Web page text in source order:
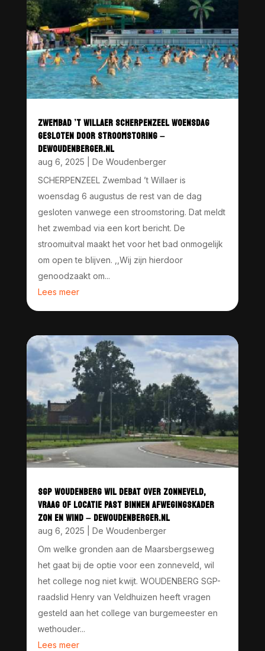
ZWEMBAD ’T WILLAER SCHERPENZEEL WOENSDAG
GESLOTEN DOOR STROOMSTORING –
DEWOUDENBERGER.NL
aug 6, 2025
De Woudenberger
SCHERPENZEEL Zwembad ’t Willaer is
woensdag 6 augustus de rest van de dag
gesloten vanwege een stroomstoring. Dat meldt
het zwembad via een kort bericht. De
stroomuitval maakt het voor het bad onmogelijk
om open te blijven. ,,Wij zijn hierdoor
genoodzaakt om...
Lees meer
SGP WOUDENBERG WIL DEBAT OVER ZONNEVELD,
VRAAG OF LOCATIE PAST BINNEN AFWEGINGSKADER
ZON EN WIND – DEWOUDENBERGER.NL
aug 6, 2025
De Woudenberger
Om welke gronden aan de Maarsbergseweg
het gaat bij de optie voor een zonneveld, wil
het college nog niet kwijt. WOUDENBERG SGP-
raadslid Henry van Veldhuizen heeft vragen
gesteld aan het college van burgemeester en
wethouder...
Lees meer